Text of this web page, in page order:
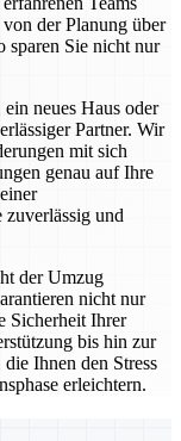
der Planung über
sparen Sie nicht nur
neues Haus oder
Partner. Wir
mit sich
genau auf Ihre
zuverlässig und
der Umzug
nicht nur
Sicherheit Ihrer
bis hin zur
Ihnen den Stress
erleichtern.